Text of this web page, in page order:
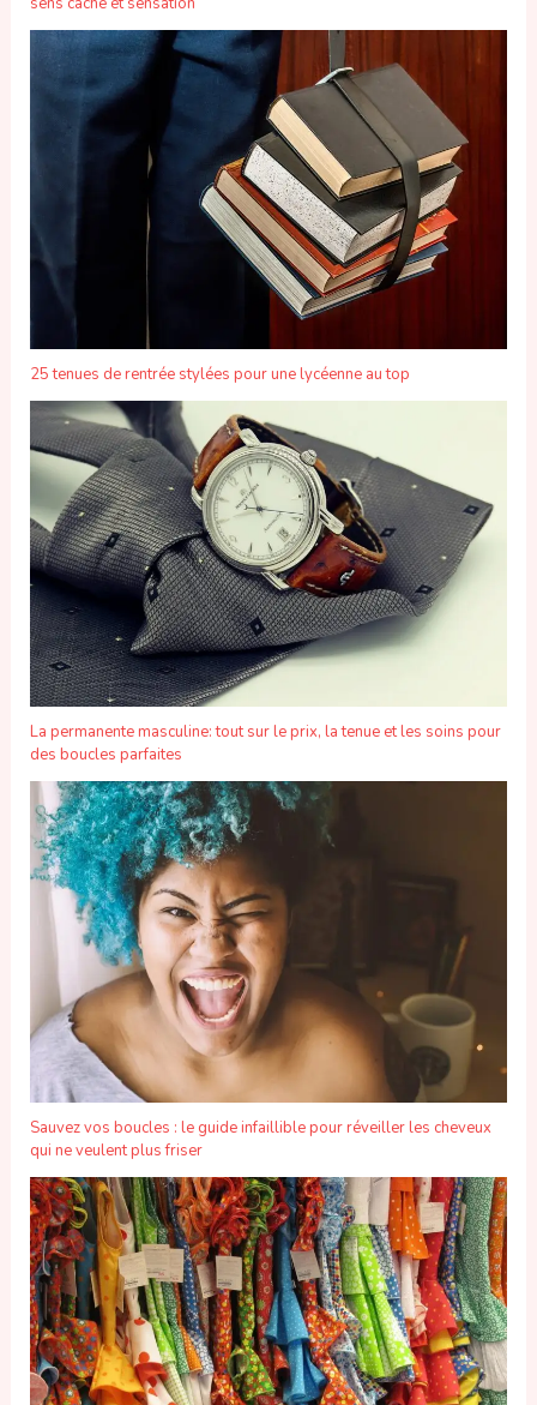
25 tenues de rentrée stylées pour une lycéenne au top
La permanente masculine: tout sur le prix, la tenue et les soins pour
des boucles parfaites
Sauvez vos boucles : le guide infaillible pour réveiller les cheveux
qui ne veulent plus friser